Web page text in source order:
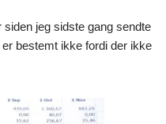
jeg sidste gang sendte
bestemt ikke fordi der ikke